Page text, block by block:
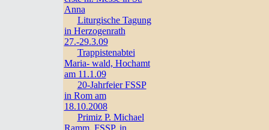
Anna
Liturgische Tagung
in Herzogenrath
27.-29.3.09
Trappistenabtei
Maria- wald, Hochamt
am 11.1.09
20-Jahrfeier FSSP
in Rom am
18.10.2008
Primiz P. Michael
Ramm, FSSP, in